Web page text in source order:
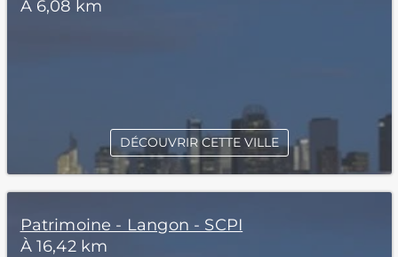
À 6,08 km
DÉCOUVRIR CETTE VILLE
Patrimoine - Langon - SCPI
À 16,42 km